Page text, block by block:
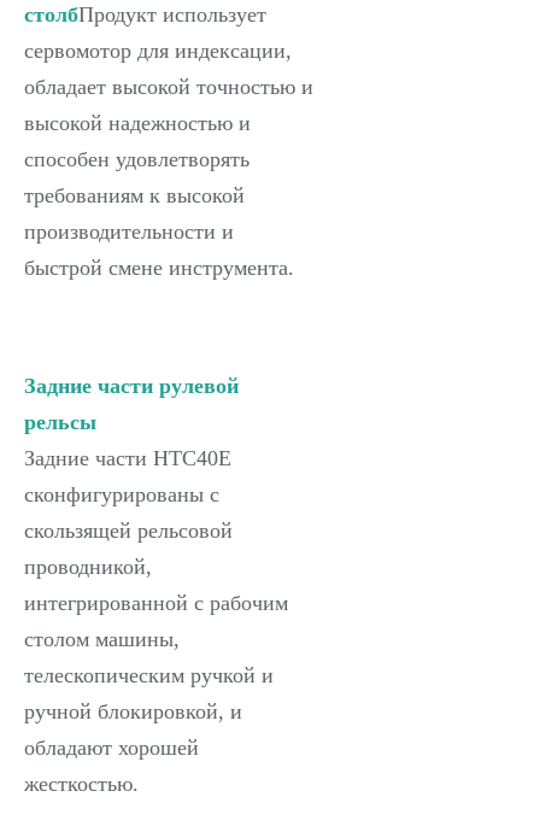
столбПродукт использует
сервомотор для индексации,
обладает высокой точностью и
высокой надежностью и
способен удовлетворять
требованиям к высокой
производительности и
быстрой смене инструмента.
Задние части рулевой
рельсы
Задние части HTC40E
сконфигурированы с
скользящей рельсовой
проводникой,
интегрированной с рабочим
столом машины,
телескопическим ручкой и
ручной блокировкой, и
обладают хорошей
жесткостью.